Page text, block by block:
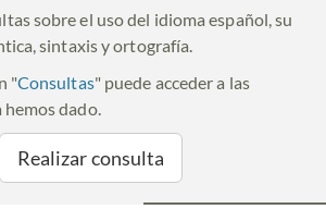
sobre el uso del idioma español, su
sintaxis y ortografía.
"Consultas" puede acceder a las
hemos dado.
Realizar consulta